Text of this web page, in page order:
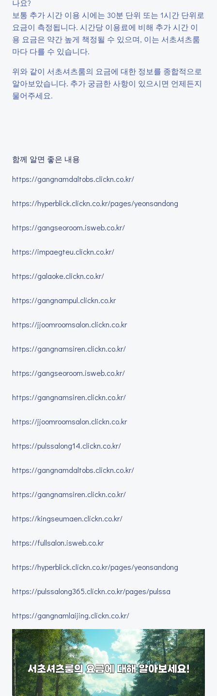
나요?
보통 추가 시간 이용 시에는 30분 단위 또는 1시간 단위로
요금이 측정됩니다. 시간당 이용료에 비해 추가 시간 이
용 요금은 약간 높게 책정될 수 있으며, 이는 서초셔츠룸
마다 다를 수 있습니다.
위와 같이 서초셔츠룸의 요금에 대한 정보를 종합적으로
알아보았습니다. 추가 궁금한 사항이 있으시면 언제든지
물어주세요.
함께 알면 좋은 내용
https://gangnamdaltobs.clickn.co.kr/
https://hyperblick.clickn.co.kr/pages/yeonsandong
https://gangseoroom.isweb.co.kr/
https://impaegteu.clickn.co.kr/
https://galaoke.clickn.co.kr/
https://gangnampul.clickn.co.kr
https://jjoomroomsalon.clickn.co.kr
https://gangnamsiren.clickn.co.kr/
https://gangseoroom.isweb.co.kr/
https://gangnamsiren.clickn.co.kr/
https://jjoomroomsalon.clickn.co.kr
https://pulssalong14.clickn.co.kr/
https://gangnamdaltobs.clickn.co.kr/
https://gangnamsiren.clickn.co.kr/
https://kingseumaen.clickn.co.kr/
https://fullsalon.isweb.co.kr
https://hyperblick.clickn.co.kr/pages/yeonsandong
https://pulssalong365.clickn.co.kr/pages/pulssa
https://gangnamlaijing.clickn.co.kr/